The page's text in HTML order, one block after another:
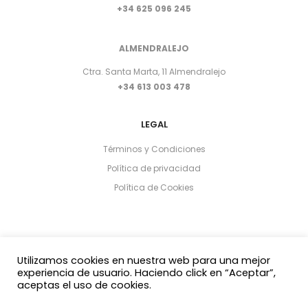
+34 625 096 245
ALMENDRALEJO
Ctra. Santa Marta, 11 Almendralejo
+34 613 003 478
LEGAL
Términos y Condiciones
Política de privacidad
Política de Cookies
Utilizamos cookies en nuestra web para una mejor
experiencia de usuario. Haciendo click en “Aceptar”,
aceptas el uso de cookies.